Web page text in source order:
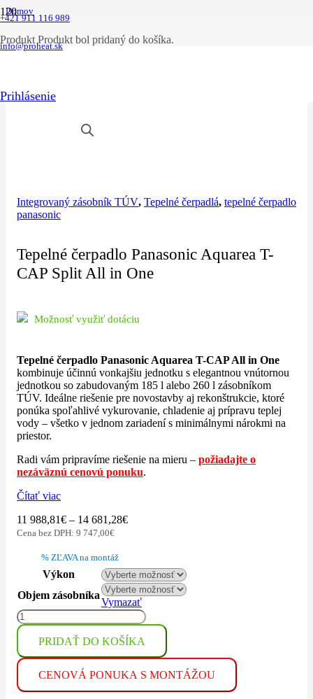
+421 911 116 989
info@proheat.sk
Produkt Produkt bol pridaný do košíka.
Prihlásenie
Domov
|
skyte kategorie
|
Integrovaný zásobník TÚV, Tepelné čerpadlá, tepelné čerpadlo
panasonic
Tepelné čerpadlo Panasonic Aquarea T-
CAP Split All in One
Možnosť využiť dotáciu
Tepelné čerpadlo Panasonic Aquarea T-CAP All in One
kombinuje účinnú vonkajšiu jednotku s elegantnou vnútornou
jednotkou so zabudovaným 185 l alebo 260 l zásobníkom
TÚV. Ideálne riešenie pre novostavby aj rekonštrukcie, ktoré
ponúka spoľahlivé vykurovanie, chladenie aj prípravu teplej
vody – všetko v jednom zariadení s minimálnymi nárokmi na
priestor.
Radi vám pripravíme riešenie na mieru – požiadajte o
nezáväznú cenovú ponuku.
Čítať viac
11 988,81€ – 14 681,28€
Cena bez DPH: 9 747,00€
% ZĽAVA na montáž
Výkon
Objem zásobníka
Vymazať
množstvo
Tepelné
čerpadlo
Panasonic
Aquarea
CAP
PRIDAŤ DO KOŠÍKA
CENOVÁ PONUKA S MONTÁŽOU